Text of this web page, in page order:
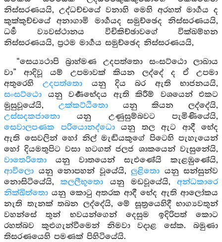
නිස්සරණයයි, උද්ධච්චයේ වනාහි මෙහි අරහත් මාර්‍ගය ද
කුක්කුච්චයේ අනාගාමි මාර්‍ගයද සමුච්ඡෙද නිස්සරණයයි,
ධර්‍ම ව්‍යවස්ථානය විචිකිච්ඡාවගේ වික්ඛම්හන
නිස්සරණයයි, ප්‍රථම මාර්‍ගය සමුච්ඡෙද නිස්සරණයයි,
“සෙය්‍යථාපි බ්‍රාහ්මණ උදපත්තො සංසට්ඨො ලාඛාය
වා” ආදිවූ යම් උපමාවක් කියන ලද්දේ ද ඒ උපමා
අතුරෙහිඋදපත්තො යනු දිය බර ඇති භාජනයයි,
සංසට්ඨො යනු වර්‍ණභේදය ඇති කිරීම් වශයෙන් එකට
මුසුවූයේයි, උක්කට්ඨිතොයනු කියන ලද්දේයි,
උස්සදකජාතො යනු උණුසුම්බවට පැමිණියේයි,
සෙවාලපණක පරියොනද්ධොයනු තල ඇට ආදී භේද
ඇති සෙවලින් හෝ නිල් මැඬියකුගේ පිටෙහි පැහැයෙන්
හෝ දියමතුපිට වසා හටගත් ජලජ ශාකයෙන් වැසුනේයි,
වාතෙරිතො යනු වාතයෙන් සැඑණේයි කැළඹුණේයි,
ආවිලො යනු නොපහන් වූයේයි, ලුළිතො යනු සන්සුන්ව
නොසිටියේයි,කලලීභූතො යනු මඩවූයේයි, අන්ධකාරෙ
නික්ඛිත්තො යනු කොටු අතරක ආදී භේද ඇති ආලෝකය
නැති තැනක් තබන ලද්දේයි, මේ සූත්‍රයෙහිදී භාග්‍යවතුන්
වහන්සේ තුන් භවයන්ගෙන් දෙසුම ඉදිරිපත් කොට
රහත්බව කුළුගැන්වීමෙන් නිමවා වදාළ සේක. බමුණා
තිසරණයෙහි පමණක් පිහිටියේයි.